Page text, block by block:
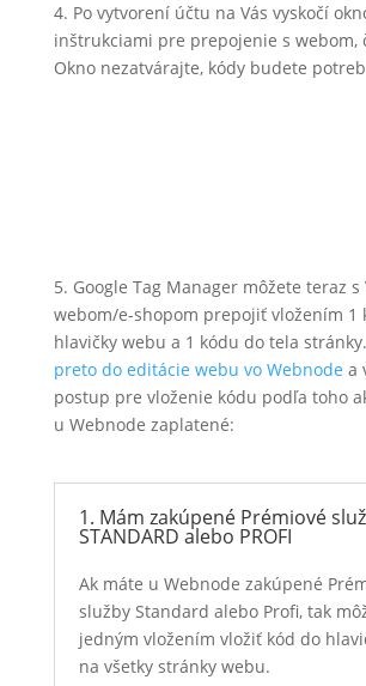
4. Po vytvorení účtu na Vás vyskočí
inštrukciami pre prepojenie s webom,
Okno nezatvárajte, kódy budete
5. Google Tag Manager môžete teraz s
webom/e-shopom prepojiť vložením 1
hlavičky webu a 1 kódu do tela stránky.
preto do editácie webu vo Webnode a
postup pre vloženie kódu podľa toho
u Webnode zaplatené:
1. Mám zakúpené Prémiové
STANDARD alebo PROFI
Ak máte u Webnode zakúpené
služby Standard alebo Profi, tak
jedným vložením vložiť kód do
na všetky stránky webu.